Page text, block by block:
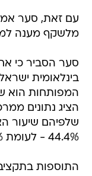
עם זאת, סער
מלשקף מענה
סער הסביר כי
בינלאומית
המפותחות הוא
הציג נתונים
44.4% - לעומת 28.8% בשאר מדינות oecd.
התוספות